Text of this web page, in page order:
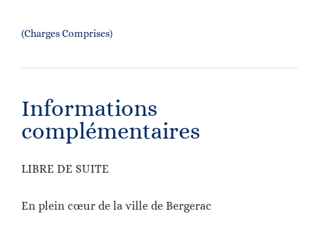
(Charges Comprises)
Informations
complémentaires
LIBRE DE SUITE
En plein cœur de la ville de Bergerac